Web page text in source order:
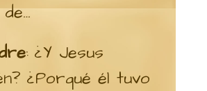
: ¿Y Jesus
¿Porqué él tuvo